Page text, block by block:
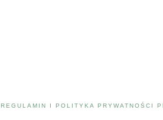
REGULAMIN I POLITYKA PRYWATNOŚCI